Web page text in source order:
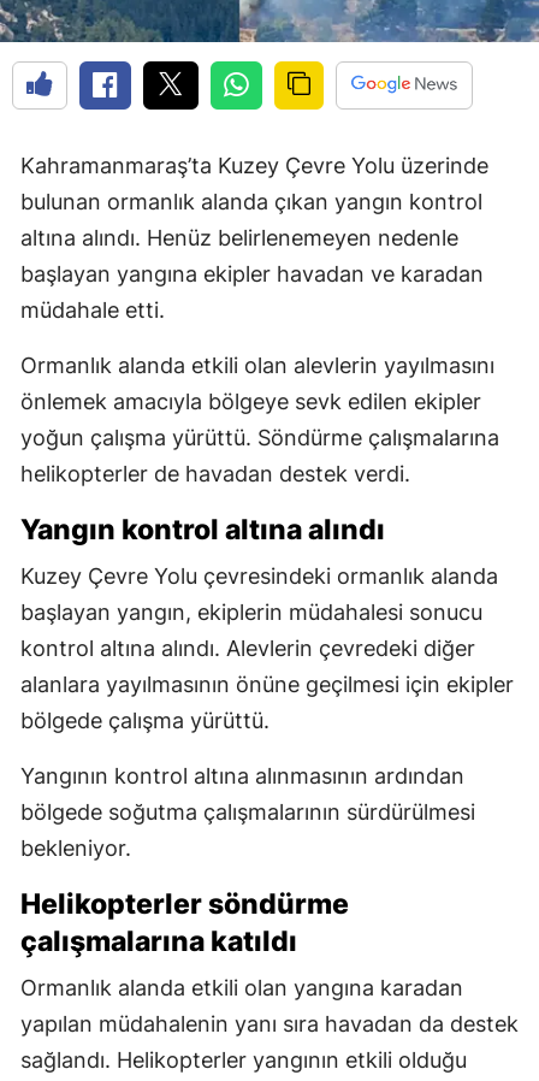
Kahramanmaraş’ta Kuzey Çevre Yolu üzerinde
bulunan ormanlık alanda çıkan yangın kontrol
altına alındı. Henüz belirlenemeyen nedenle
başlayan yangına ekipler havadan ve karadan
müdahale etti.
Ormanlık alanda etkili olan alevlerin yayılmasını
önlemek amacıyla bölgeye sevk edilen ekipler
yoğun çalışma yürüttü. Söndürme çalışmalarına
helikopterler de havadan destek verdi.
Yangın kontrol altına alındı
Kuzey Çevre Yolu çevresindeki ormanlık alanda
başlayan yangın, ekiplerin müdahalesi sonucu
kontrol altına alındı. Alevlerin çevredeki diğer
alanlara yayılmasının önüne geçilmesi için ekipler
bölgede çalışma yürüttü.
Yangının kontrol altına alınmasının ardından
bölgede soğutma çalışmalarının sürdürülmesi
bekleniyor.
Helikopterler söndürme
çalışmalarına katıldı
Ormanlık alanda etkili olan yangına karadan
yapılan müdahalenin yanı sıra havadan da destek
sağlandı. Helikopterler yangının etkili olduğu